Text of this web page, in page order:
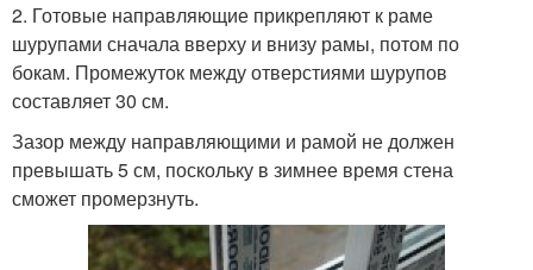
2. Готовые направляющие прикрепляют к раме
шурупами сначала вверху и внизу рамы, потом по
бокам. Промежуток между отверстиями шурупов
составляет 30 см.
Зазор между направляющими и рамой не должен
превышать 5 см, поскольку в зимнее время стена
сможет промерзнуть.